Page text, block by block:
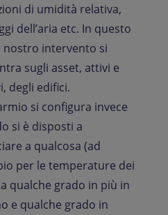
di umidità relativa,
dell’aria etc. In questo
nostro intervento si
sugli asset, attivi e
degli edifici.
si configura invece
si è disposti a
a qualcosa (ad
per le temperature dei
qualche grado in più in
e qualche grado in